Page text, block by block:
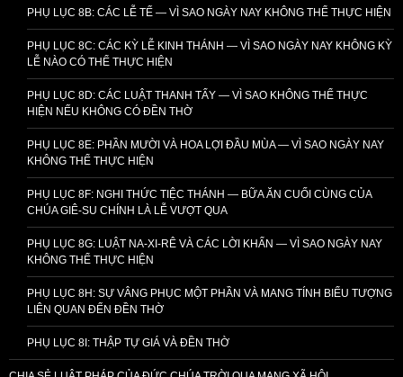
PHỤ LỤC 8B: CÁC LỄ TẾ — VÌ SAO NGÀY NAY KHÔNG THỂ THỰC HIỆN
PHỤ LỤC 8C: CÁC KỲ LỄ KINH THÁNH — VÌ SAO NGÀY NAY KHÔNG KỲ
LỄ NÀO CÓ THỂ THỰC HIỆN
PHỤ LỤC 8D: CÁC LUẬT THANH TẨY — VÌ SAO KHÔNG THỂ THỰC
HIỆN NẾU KHÔNG CÓ ĐỀN THỜ
PHỤ LỤC 8E: PHẦN MƯỜI VÀ HOA LỢI ĐẦU MÙA — VÌ SAO NGÀY NAY
KHÔNG THỂ THỰC HIỆN
PHỤ LỤC 8F: NGHI THỨC TIỆC THÁNH — BỮA ĂN CUỐI CÙNG CỦA
CHÚA GIÊ-SU CHÍNH LÀ LỄ VƯỢT QUA
PHỤ LỤC 8G: LUẬT NA-XI-RÊ VÀ CÁC LỜI KHẤN — VÌ SAO NGÀY NAY
KHÔNG THỂ THỰC HIỆN
PHỤ LỤC 8H: SỰ VÂNG PHỤC MỘT PHẦN VÀ MANG TÍNH BIỂU TƯỢNG
LIÊN QUAN ĐẾN ĐỀN THỜ
PHỤ LỤC 8I: THẬP TỰ GIÁ VÀ ĐỀN THỜ